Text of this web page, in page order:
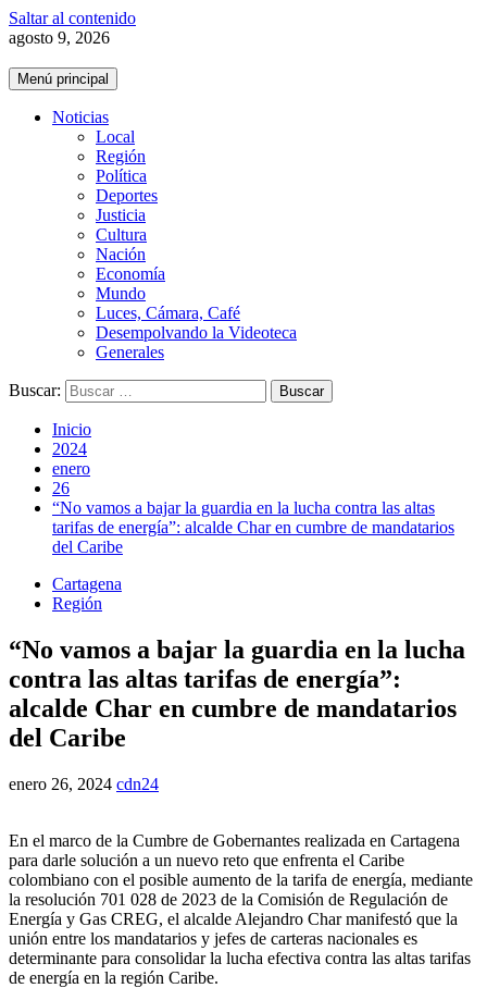
Saltar al contenido
agosto 9, 2026
Menú principal
Noticias
Local
Región
Política
Deportes
Justicia
Cultura
Nación
Economía
Mundo
Luces, Cámara, Café
Desempolvando la Videoteca
Generales
Buscar:
Inicio
2024
enero
26
“No vamos a bajar la guardia en la lucha contra las altas
tarifas de energía”: alcalde Char en cumbre de mandatarios
del Caribe
Cartagena
Región
“No vamos a bajar la guardia en la lucha
contra las altas tarifas de energía”:
alcalde Char en cumbre de mandatarios
del Caribe
enero 26, 2024 cdn24
En el marco de la Cumbre de Gobernantes realizada en Cartagena
para darle solución a un nuevo reto que enfrenta el Caribe
colombiano con el posible aumento de la tarifa de energía, mediante
la resolución 701 028 de 2023 de la Comisión de Regulación de
Energía y Gas CREG, el alcalde Alejandro Char manifestó que la
unión entre los mandatarios y jefes de carteras nacionales es
determinante para consolidar la lucha efectiva contra las altas tarifas
de energía en la región Caribe.